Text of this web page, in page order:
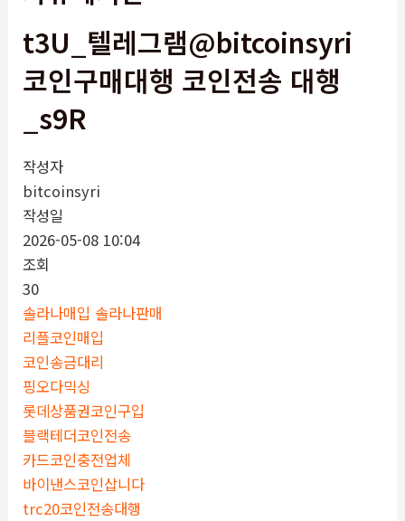
t3U_텔레그램@bitcoinsyri
코인구매대행 코인전송 대행
_s9R
작성자
bitcoinsyri
작성일
2026-05-08 10:04
조회
30
솔라나매입 솔라나판매
리플코인매입
코인송금대리
핑오다믹싱
롯데상품권코인구입
블랙테더코인전송
카드코인충전업체
바이낸스코인삽니다
trc20코인전송대행